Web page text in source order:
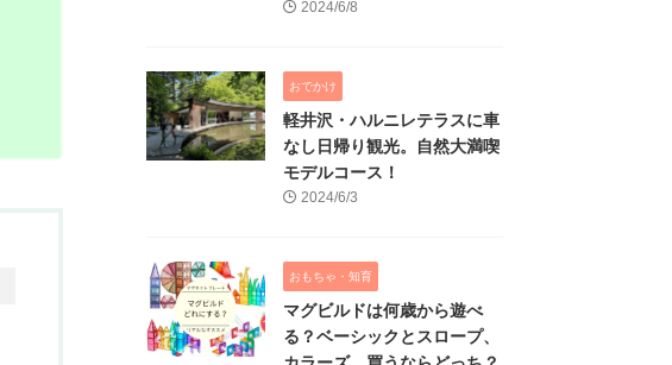
2024/6/8
おでかけ
軽井沢・ハルニレテラスに車
なし日帰り観光。自然大満喫
モデルコース！
2024/6/3
おもちゃ・知育
マグビルドは何歳から遊べ
る？ベーシックとスロープ、